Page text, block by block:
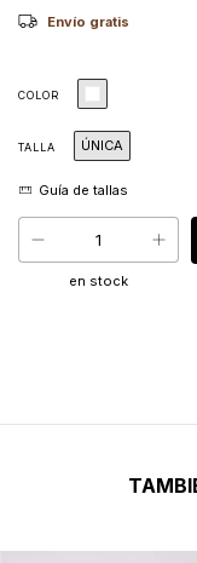
Envío gratis
COLOR
TALLA ÚNICA
en stock